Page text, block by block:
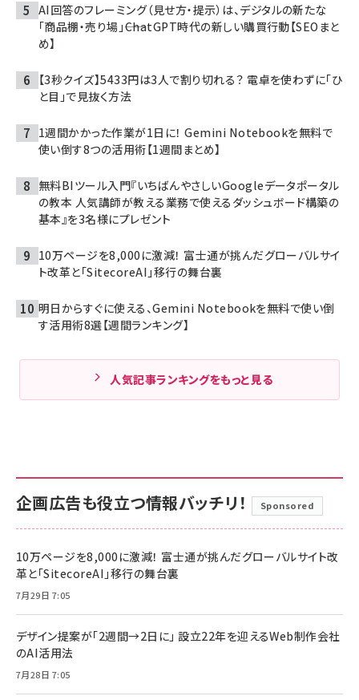
AI回答のフレーミング（見せ方・提示）は、デジタルの新たな
「商品棚・売り場」――ChatGPT時代の新しい購買行動【SEOまと
め】
【3秒クイズ】5433円は3人で割り切れる？ 電卓を使わずに「ひ
と目」で見抜く方法
1週間かかった作業が1日に！ Gemini Notebookを無料で
使い倒す8つの活用術【1週間まとめ】
無料BIツール入門『いちばんやさしいGoogleデータポータル
の教本 人気講師が教える業務で使えるダッシュボード構築の
基本』を3名様にプレゼント
10万ページを8,000に激減！ 富士通が挑んだグローバルサイ
ト改革と「SitecoreAI」移行の舞台裏
明日からすぐに使える、Gemini Notebookを無料で使い倒
す活用術8選【週間ランキング】
人気記事ランキングをもっと見る
企画広告も役立つ情報バッチリ！ Sponsored
10万ページを8,000に激減！ 富士通が挑んだグローバルサイト改
革と「SitecoreAI」移行の舞台裏
7月29日 7:05
デザイン提案が「2週間→2日に」 設立22年を迎えるWeb制作会社
のAI活用法
7月28日 7:05